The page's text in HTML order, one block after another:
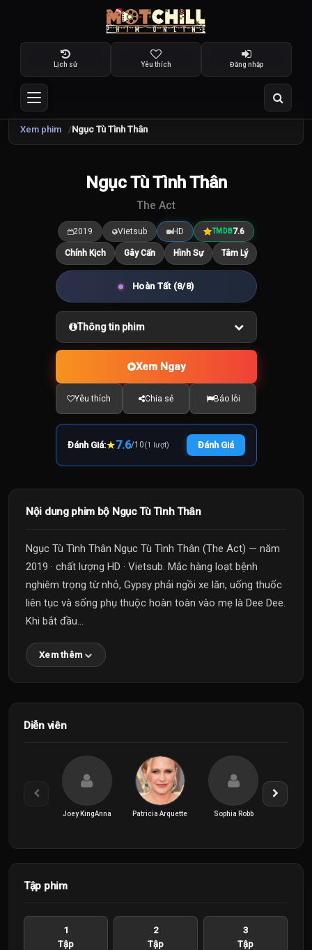
Lịch sử Yêu thích Đăng nhập
Xem phim Ngục Tù Tình Thân
7.6
Ngục Tù Tình Thân
The Act
2019 Vietsub HD TMDB7.6
Chính Kịch Gây Cấn Hình Sự Tâm Lý
Hoàn Tất (8/8)
Thông tin phim
Xem Ngay
Yêu thích Chia sẻ Báo lỗi
Đánh Giá:★7.6/10(1 lượt) Đánh Giá
Nội dung phim bộ Ngục Tù Tình Thân
Ngục Tù Tình Thân Ngục Tù Tình Thân (The Act) — năm
2019 · chất lượng HD · Vietsub. Mắc hàng loạt bệnh
nghiêm trọng từ nhỏ, Gypsy phải ngồi xe lăn, uống thuốc
liên tục và sống phụ thuộc hoàn toàn vào mẹ là Dee Dee.
Khi bắt đầu...
Xem thêm
Diễn viên
Joey KingAnna Patricia Arquette Sophia Robb
Tập phim
1
Tập
2
Tập
3
Tập